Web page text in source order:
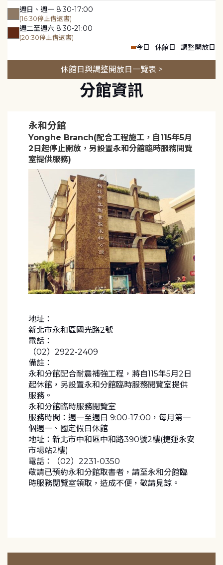
週日、週一 8:30-17:00
(16:30停止借還書)
週二至週六 8:30-21:00
(20:30停止借還書)
今日 休館日 調整開放日
休館日與調整開放日一覽表 >
分館資訊
永和分館
Yonghe Branch(配合工程施工，自115年5月
2日起停止開放，另設置永和分館臨時服務閱覽
室提供服務)
地址：
新北市永和區國光路2號
電話：
（02）2922-2409
備註：
永和分館配合耐震補強工程，將自115年5月2日
起休館，另設置永和分館臨時服務閱覽室提供
服務。
永和分館臨時服務閱覽室
服務時間：週一至週日 9:00-17:00，每月第一
個週一、國定假日休館
地址：新北市中和區中和路390號2樓(捷運永安
市場站2樓)
電話：（02）2231-0350
敬請已預約永和分館取書者，請至永和分館臨
時服務閱覽室領取，造成不便，敬請見諒。